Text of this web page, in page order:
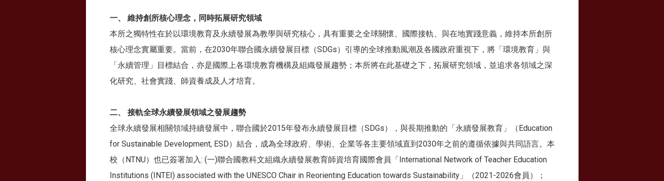
一、 維持創所核心理念，同時拓展研究領域
本所之獨特性在於以環境教育及永續發展為教學與研究核心，具有重要之全球關懷、國際接軌、與在地實踐意義，維持本所創所
核心理念實屬重要。當前，在2030年聯合國永續發展目標（SDGs）引導的全球推動風潮及各國政府重視下，將「環境教育」與
「永續管理」目標結合，亦是國際上各環境教育機構及組織發展趨勢；本所將在此基礎之下，拓展研究領域，並追求各領域之深
化研究、社會實踐、師資養成及人才培育。
二、 接軌全球永續發展領域之發展趨勢
全球永續發展相關領域持續發展中，聯合國於2015年發布永續發展目標（SDGs），與長期推動的「永續發展教育」（Education
for Sustainable Development, ESD）結合，成為全球政府、學術、企業等各主要領域直到2030年之前的遵循依據與共同語言。本
校（NTNU）也已簽署加入: (一)聯合國教科文組織永續發展教育師資培育國際會員「International Network of Teacher Education
Institutions (INTEI) associated with the UNESCO Chair in Reorienting Education towards Sustainability」（2021-2026會員）；